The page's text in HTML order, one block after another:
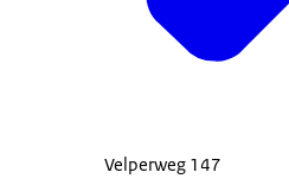
Velperweg 147